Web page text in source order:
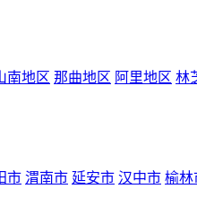
南地区 那曲地区 阿里地区 林
市 渭南市 延安市 汉中市 榆林